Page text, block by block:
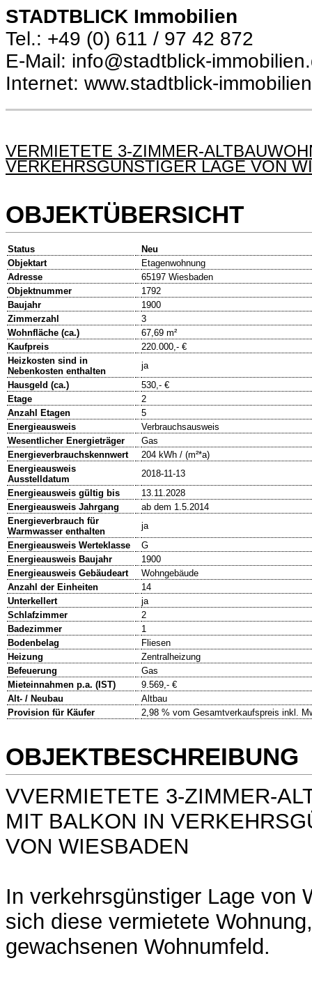
STADTBLICK Immobilien
Tel.: +49 (0) 611 / 97 42 872
E-Mail: info@stadtblick-
Internet: www.stadtblick-
VERMIETETE 3-ZIMMER-
VERKEHRSGÜNSTIGER LAGE VON
OBJEKTÜBERSICHT
Status
Neu
Objektart
Etagenwohnung
Adresse
65197 Wiesbaden
Objektnummer
1792
Baujahr
1900
Zimmerzahl
3
Wohnfläche (ca.)
67,69 m²
Kaufpreis
220.000,- €
Heizkosten sind in
Nebenkosten enthalten
ja
Hausgeld (ca.)
530,- €
Etage
2
Anzahl Etagen
5
Energieausweis
Verbrauchsausweis
Wesentlicher Energieträger
Gas
Energieverbrauchskennwert
204 kWh / (m²*a)
Energieausweis
Ausstelldatum
2018-11-13
Energieausweis gültig bis
13.11.2028
Energieausweis Jahrgang
ab dem 1.5.2014
Energieverbrauch für
Warmwasser enthalten
ja
Energieausweis Werteklasse
G
Energieausweis Baujahr
1900
Energieausweis Gebäudeart
Wohngebäude
Anzahl der Einheiten
14
Unterkellert
ja
Schlafzimmer
2
Badezimmer
1
Bodenbelag
Fliesen
Heizung
Zentralheizung
Befeuerung
Gas
Mieteinnahmen p.a. (IST)
9.569,- €
Alt- / Neubau
Altbau
Provision für Käufer
2,98 % vom Gesamtverkaufspreis inkl.
OBJEKTBESCHREIBUNG
VVERMIETETE 3-ZIMMER-
MIT BALKON IN
VON WIESBADEN
In verkehrsgünstiger Lage von
sich diese vermietete
gewachsenen Wohnumfeld.